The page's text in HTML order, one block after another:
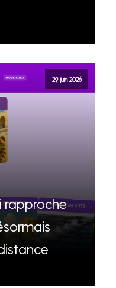
29 juin 2026
rapproche